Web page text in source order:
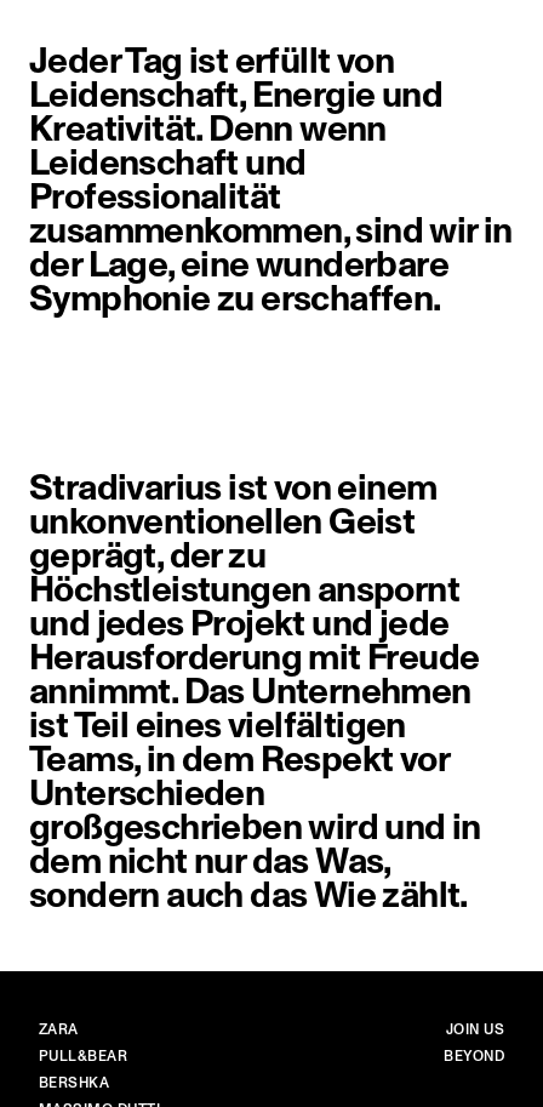
Jeder Tag ist erfüllt von
Leidenschaft, Energie und
Kreativität. Denn wenn
Leidenschaft und
Professionalität
zusammenkommen, sind wir in
der Lage, eine wunderbare
Symphonie zu erschaffen.
Stradivarius ist von einem
unkonventionellen Geist
geprägt, der zu
Höchstleistungen anspornt
und jedes Projekt und jede
Herausforderung mit Freude
annimmt. Das Unternehmen
ist Teil eines vielfältigen
Teams, in dem Respekt vor
Unterschieden
großgeschrieben wird und in
dem nicht nur das Was,
sondern auch das Wie zählt.
BRANDS
ZARA
PULL&BEAR
BERSHKA
JOIN US
BEYOND